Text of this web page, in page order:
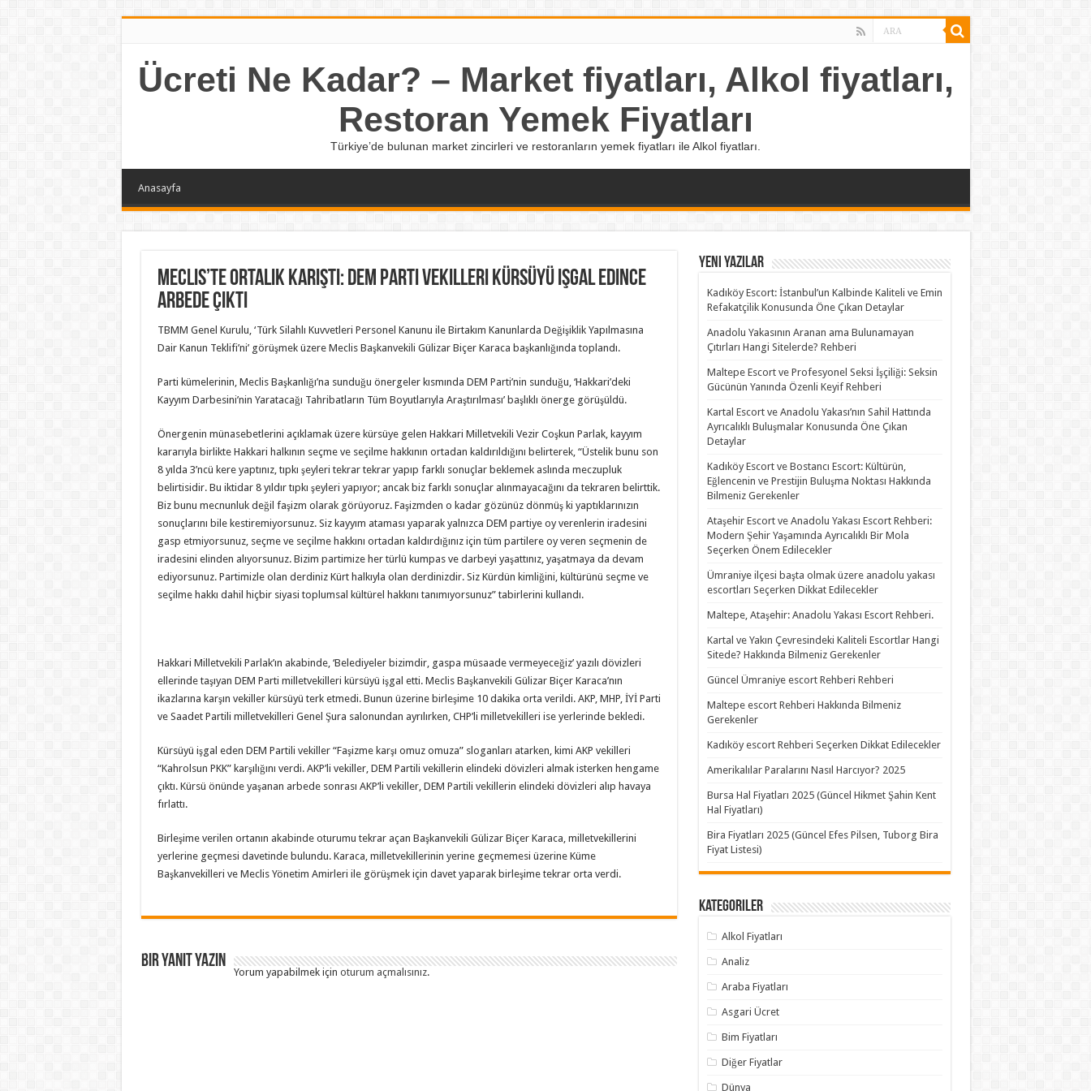
Ücreti Ne Kadar? – Market fiyatları, Alkol fiyatları,
Restoran Yemek Fiyatları
Türkiye’de bulunan market zincirleri ve restoranların yemek fiyatları ile Alkol fiyatları.
Anasayfa
Meclis’te ortalık karıştı: DEM Parti vekilleri kürsüyü işgal edince
arbede çıktı
TBMM Genel Kurulu, ‘Türk Silahlı Kuvvetleri Personel Kanunu ile Birtakım Kanunlarda Değişiklik Yapılmasına
Dair Kanun Teklifi’ni’ görüşmek üzere Meclis Başkanvekili Gülizar Biçer Karaca başkanlığında toplandı.
Parti kümelerinin, Meclis Başkanlığı’na sunduğu önergeler kısmında DEM Parti’nin sunduğu, ‘Hakkari’deki
Kayyım Darbesini’nin Yaratacağı Tahribatların Tüm Boyutlarıyla Araştırılması’ başlıklı önerge görüşüldü.
Önergenin münasebetlerini açıklamak üzere kürsüye gelen Hakkari Milletvekili Vezir Coşkun Parlak, kayyım
kararıyla birlikte Hakkari halkının seçme ve seçilme hakkının ortadan kaldırıldığını belirterek, “Üstelik bunu son
8 yılda 3’ncü kere yaptınız, tıpkı şeyleri tekrar tekrar yapıp farklı sonuçlar beklemek aslında meczupluk
belirtisidir. Bu iktidar 8 yıldır tıpkı şeyleri yapıyor; ancak biz farklı sonuçlar alınmayacağını da tekraren belirttik.
Biz bunu mecnunluk değil faşizm olarak görüyoruz. Faşizmden o kadar gözünüz dönmüş ki yaptıklarınızın
sonuçlarını bile kestiremiyorsunuz. Siz kayyım ataması yaparak yalnızca DEM partiye oy verenlerin iradesini
gasp etmiyorsunuz, seçme ve seçilme hakkını ortadan kaldırdığınız için tüm partilere oy veren seçmenin de
iradesini elinden alıyorsunuz. Bizim partimize her türlü kumpas ve darbeyi yaşattınız, yaşatmaya da devam
ediyorsunuz. Partimizle olan derdiniz Kürt halkıyla olan derdinizdir. Siz Kürdün kimliğini, kültürünü seçme ve
seçilme hakkı dahil hiçbir siyasi toplumsal kültürel hakkını tanımıyorsunuz” tabirlerini kullandı.
Hakkari Milletvekili Parlak’ın akabinde, ‘Belediyeler bizimdir, gaspa müsaade vermeyeceğiz’ yazılı dövizleri
ellerinde taşıyan DEM Parti milletvekilleri kürsüyü işgal etti. Meclis Başkanvekili Gülizar Biçer Karaca’nın
ikazlarına karşın vekiller kürsüyü terk etmedi. Bunun üzerine birleşime 10 dakika orta verildi. AKP, MHP, İYİ Parti
ve Saadet Partili milletvekilleri Genel Şura salonundan ayrılırken, CHP’li milletvekilleri ise yerlerinde bekledi.
Kürsüyü işgal eden DEM Partili vekiller “Faşizme karşı omuz omuza” sloganları atarken, kimi AKP vekilleri
“Kahrolsun PKK” karşılığını verdi. AKP’li vekiller, DEM Partili vekillerin elindeki dövizleri almak isterken hengame
çıktı. Kürsü önünde yaşanan arbede sonrası AKP’li vekiller, DEM Partili vekillerin elindeki dövizleri alıp havaya
fırlattı.
Birleşime verilen ortanın akabinde oturumu tekrar açan Başkanvekili Gülizar Biçer Karaca, milletvekillerini
yerlerine geçmesi davetinde bulundu. Karaca, milletvekillerinin yerine geçmemesi üzerine Küme
Başkanvekilleri ve Meclis Yönetim Amirleri ile görüşmek için davet yaparak birleşime tekrar orta verdi.
Bir yanıt yazın
Yorum yapabilmek için oturum açmalısınız.
Yeni Yazılar
Kadıköy Escort: İstanbul’un Kalbinde Kaliteli ve Emin
Refakatçilik Konusunda Öne Çıkan Detaylar
Anadolu Yakasının Aranan ama Bulunamayan
Çıtırları Hangi Sitelerde? Rehberi
Maltepe Escort ve Profesyonel Seksi İşçiliği: Seksin
Gücünün Yanında Özenli Keyif Rehberi
Kartal Escort ve Anadolu Yakası’nın Sahil Hattında
Ayrıcalıklı Buluşmalar Konusunda Öne Çıkan
Detaylar
Kadıköy Escort ve Bostancı Escort: Kültürün,
Eğlencenin ve Prestijin Buluşma Noktası Hakkında
Bilmeniz Gerekenler
Ataşehir Escort ve Anadolu Yakası Escort Rehberi:
Modern Şehir Yaşamında Ayrıcalıklı Bir Mola
Seçerken Önem Edilecekler
Ümraniye ilçesi başta olmak üzere anadolu yakası
escortları Seçerken Dikkat Edilecekler
Maltepe, Ataşehir: Anadolu Yakası Escort Rehberi.
Kartal ve Yakın Çevresindeki Kaliteli Escortlar Hangi
Sitede? Hakkında Bilmeniz Gerekenler
Güncel Ümraniye escort Rehberi Rehberi
Maltepe escort Rehberi Hakkında Bilmeniz
Gerekenler
Kadıköy escort Rehberi Seçerken Dikkat Edilecekler
Amerikalılar Paralarını Nasıl Harcıyor? 2025
Bursa Hal Fiyatları 2025 (Güncel Hikmet Şahin Kent
Hal Fiyatları)
Bira Fiyatları 2025 (Güncel Efes Pilsen, Tuborg Bira
Fiyat Listesi)
Kategoriler
Alkol Fiyatları
Analiz
Araba Fiyatları
Asgari Ücret
Bim Fiyatları
Diğer Fiyatlar
Dünya